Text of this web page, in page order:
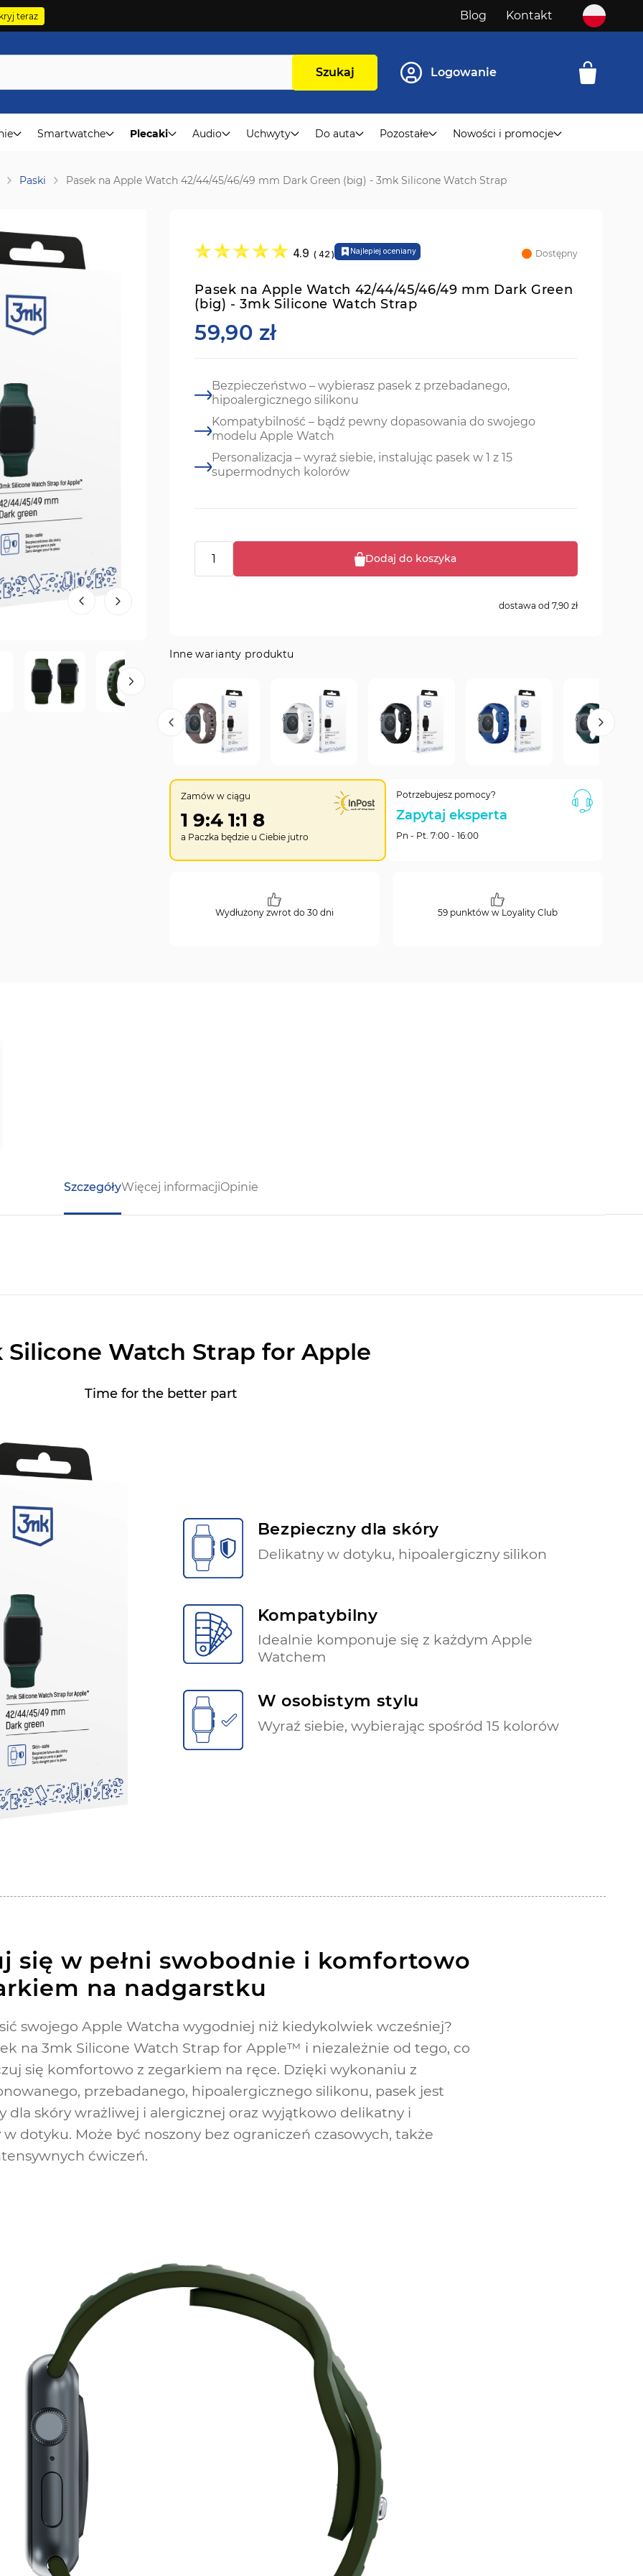
teraz Blog Kontakt
Szukaj Logowanie
Smartwatche Plecaki Audio Uchwyty Do auta Pozostałe Nowości i promocje
Paski Pasek na Apple Watch 42/44/45/46/49 mm Dark Green (big) - 3mk Silicone Watch Strap
4.9 ( 42 ) Najlepiej oceniany Dostępny
Pasek na Apple Watch 42/44/45/46/49 mm Dark Green
(big) - 3mk Silicone Watch Strap
59,90 zł
Bezpieczeństwo – wybierasz pasek z przebadanego,
hipoalergicznego silikonu
Kompatybilność – bądź pewny dopasowania do swojego
modelu Apple Watch
Personalizacja – wyraź siebie, instalując pasek w 1 z 15
supermodnych kolorów
Dodaj do koszyka
dostawa od7,90 zł
Inne warianty produktu
Potrzebujesz pomocy?
Zapytaj eksperta
Pn - Pt. 7:00 - 16:00
Zamów w ciągu
1 9:4 1:1 7
a Paczka będzie u Ciebie jutro
Wydłużony zwrot do 30 dni 59 punktów w Loyality Club
SzczegółyWięcej informacjiOpinie
Silicone Watch Strap for Apple
Time for the better part
Bezpieczny dla skóry
Delikatny w dotyku, hipoalergiczny silikon
Kompatybilny
Idealnie komponuje się z każdym Apple
Watchem
W osobistym stylu
Wyraź siebie, wybierając spośród 15 kolorów
się w pełni swobodnie i komfortowo
na nadgarstku
swojego Apple Watcha wygodniej niż kiedykolwiek wcześniej?
na 3mk Silicone Watch Strap for Apple™ i niezależnie od tego, co
się komfortowo z zegarkiem na ręce. Dzięki wykonaniu z
przebadanego, hipoalergicznego silikonu, pasek jest
dla skóry wrażliwej i alergicznej oraz wyjątkowo delikatny i
dotyku. Może być noszony bez ograniczeń czasowych, także
ćwiczeń.